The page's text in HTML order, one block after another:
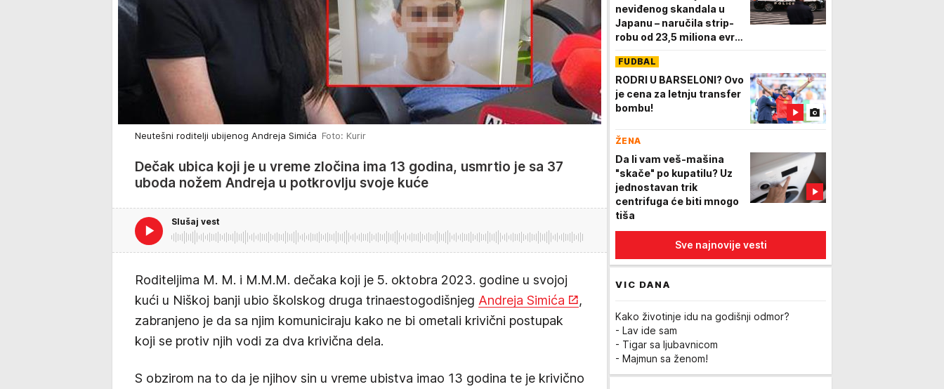
Neutešni roditelji ubijenog Andreja Simića Foto: Kurir
Dečak ubica koji je u vreme zločina ima 13 godina, usmrtio je sa 37
uboda nožem Andreja u potkrovlju svoje kuće
Slušaj vest
Roditeljima M. M. i M.M.M. dečaka koji je 5. oktobra 2023. godine u svojoj
kući u Niškoj banji ubio školskog druga trinaestogodišnjeg Andreja Simića
,
zabranjeno je da sa njim komuniciraju kako ne bi ometali krivični postupak
koji se protiv njih vodi za dva krivična dela.
S obzirom na to da je njihov sin u vreme ubistva imao 13 godina te je krivično
neviđenog skandala u
Japanu – naručila strip-
robu od 23,5 miliona evra
se krije iza prevare
FUDBAL
RODRI U BARSELONI? Ovo
je cena za letnju transfer
bombu!
ŽENA
Da li vam veš-mašina
"skače" po kupatilu? Uz
jednostavan trik
centrifuga će biti mnogo
tiša
Sve najnovije vesti
VIC DANA
Kako životinje idu na godišnji odmor?
- Lav ide sam
- Tigar sa ljubavnicom
- Majmun sa ženom!